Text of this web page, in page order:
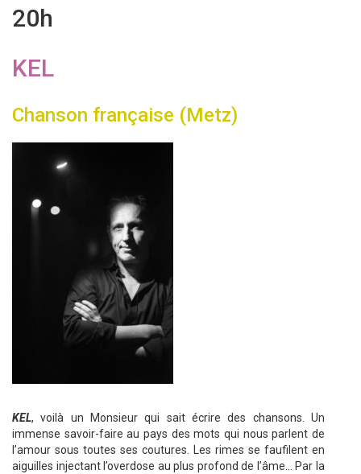
20h
KEL
Chanson française (Metz)
KEL, voilà un Monsieur qui sait écrire des chansons. Un
immense savoir-faire au pays des mots qui nous parlent de
l’amour sous toutes ses coutures. Les rimes se faufilent en
aiguilles injectant l’overdose au plus profond de l’âme… Par la